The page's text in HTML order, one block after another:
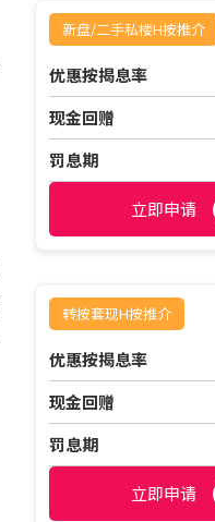
新盘/二手私楼H按推介
优惠按揭息率
现金回赠
罚息期
立即申请
转按套现H按推介
优惠按揭息率
现金回赠
罚息期
立即申请